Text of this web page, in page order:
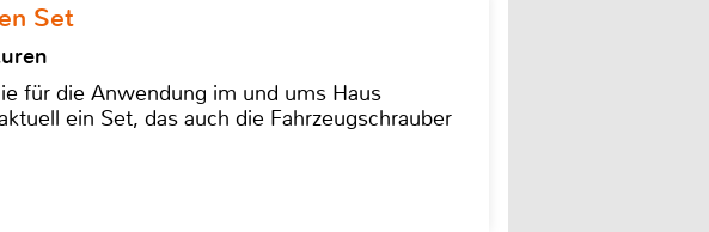
Set
für die Anwendung im und ums Haus
ein Set, das auch die Fahrzeugschrauber